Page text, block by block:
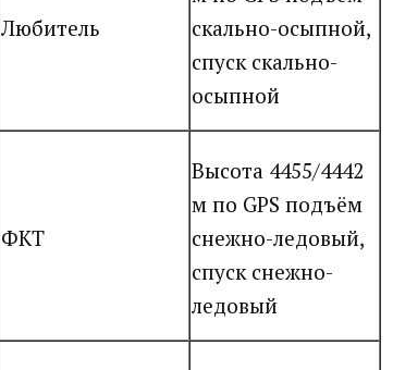
Любитель
скально-осыпной,
спуск скально-
осыпной
ФКТ
Высота 4455/4442
м по GPS подъём
снежно-ледовый,
спуск снежно-
ледовый